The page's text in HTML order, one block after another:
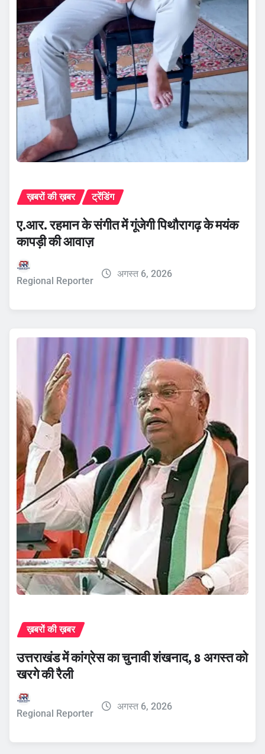
ख़बरों की ख़बर ट्रेंडिंग
ए.आर. रहमान के संगीत में गूंजेगी पिथौरागढ़ के मयंक
कापड़ी की आवाज़
Regional Reporter
अगस्त 6, 2026
ख़बरों की ख़बर
उत्तराखंड में कांग्रेस का चुनावी शंखनाद, 8 अगस्त को
खरगे की रैली
Regional Reporter
अगस्त 6, 2026